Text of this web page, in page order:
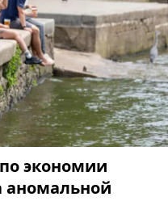
экономии
аномальной